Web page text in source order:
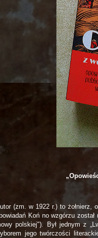
(zm. w 1922 r.) to żołnierz,
Koń no wzgórzu
polskiej"). Był jednym z
jego twórczości